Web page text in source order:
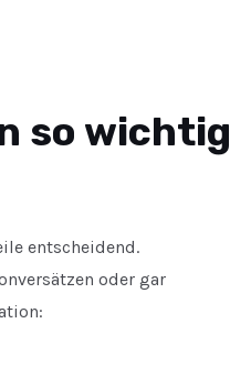
so wichtig
entscheidend.
oder gar